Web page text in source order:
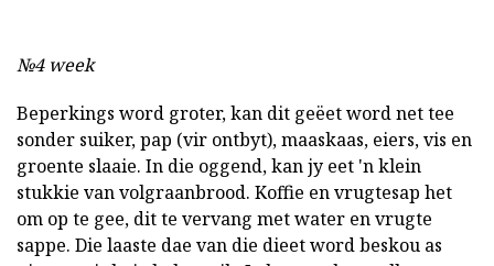
№4 week
Beperkings word groter, kan dit geëet word net tee
sonder suiker, pap (vir ontbyt), maaskaas, eiers, vis en
groente slaaie. In die oggend, kan jy eet 'n klein
stukkie van volgraanbrood. Koffie en vrugtesap het
om op te gee, dit te vervang met water en vrugte
sappe. Die laaste dae van die dieet word beskou as